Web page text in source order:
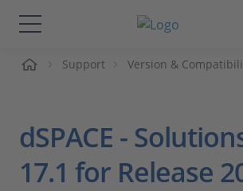
Lösungen & Produkte
Videos
Support Version &
dSPACE -
17.1 for Release